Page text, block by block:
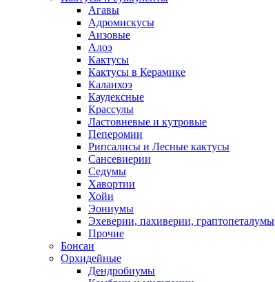
Агавы
Адромискусы
Аизовые
Алоэ
Кактусы
Кактусы в Керамике
Каланхоэ
Каудексные
Крассулы
Ластовневые и кутровые
Пеперомии
Рипсалисы и Лесные кактусы
Сансевиерии
Седумы
Хавортии
Хойи
Эониумы
Эхеверии, пахиверии, граптопеталумы
Прочие
Бонсаи
Орхидейные
Дендробиумы